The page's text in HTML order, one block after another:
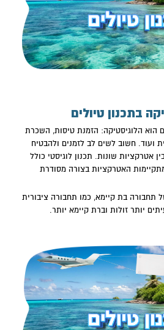
בתכנון טיולים
הוא הלוגיסטיקה: הזמנת טיסות, השכרת
ועוד. חשוב לשים לב לזמנים ולהבטיח
אטרקציות שונות. תכנון לוגיסטי כולל
האטרקציות בצורה מסודרת
תחבורה בת קיימא, כמו תחבורה ציבורית
יותר זולות וברת קיימא יותר.